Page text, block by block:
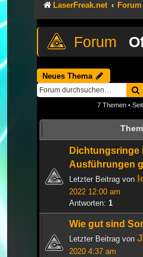
LaserFreak.net Forum
Neues Thema
7 Themen •
Dichtungsringe
Ausführungen
Letzter Beitrag von
2022 12:00 am
Antworten: 1
Wie gut sind
Letzter Beitrag von
2020 4:37 am